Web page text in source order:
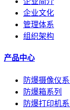
企业文化
管理体系
组织架构
产品中心
防爆摄像仪系
防爆箱系列
防爆打印机系